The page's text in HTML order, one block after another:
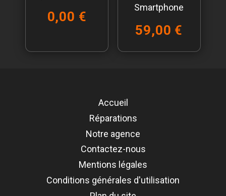
0,00 €
Smartphone
59,00 €
Accueil
Réparations
Notre agence
Contactez-nous
Mentions légales
Conditions générales d'utilisation